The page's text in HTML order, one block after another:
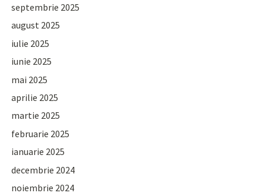
septembrie 2025
august 2025
iulie 2025
iunie 2025
mai 2025
aprilie 2025
martie 2025
februarie 2025
ianuarie 2025
decembrie 2024
noiembrie 2024